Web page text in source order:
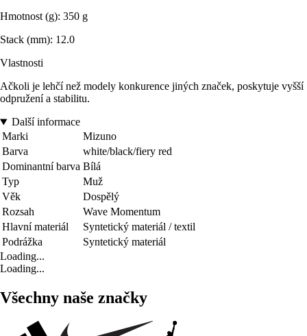
Hmotnost (g): 350 g
Stack (mm): 12.0
Vlastnosti
Ačkoli je lehčí než modely konkurence jiných značek, poskytuje vyšší
odpružení a stabilitu.
Další informace
Marki
Mizuno
Barva
white/black/fiery red
Dominantní barva Bílá
Typ
Muž
Věk
Dospělý
Rozsah
Wave Momentum
Hlavní materiál
Syntetický materiál / textil
Podrážka
Syntetický materiál
Loading...
Loading...
Všechny naše značky